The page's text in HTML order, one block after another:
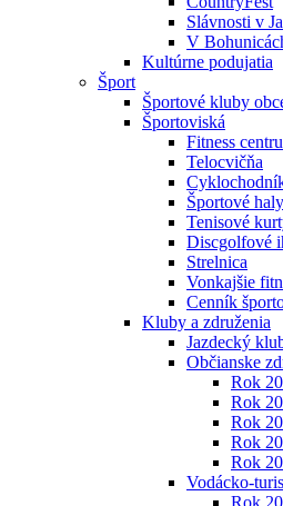
Slávnosti v
V
Kultúrne podujatia
Šport
Športové kluby
Športoviská
Fitness
Telocvičňa
Športové haly
Tenisové
Discgolfové
Strelnica
Vonkajšie
Cenník
Kluby a združenia
Jazdecký
Občianske
Rok
Rok
Rok
Rok
Rok
Vodácko-
Rok